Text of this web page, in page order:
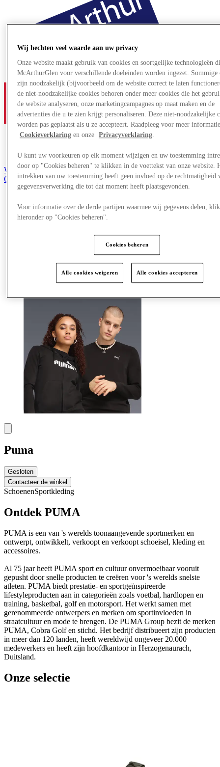
Word lid van de Club
Opgeslagen items
nl
Aanbiedingen
Winkels
Plan je bezoek
Puma
Gesloten
Contacteer de winkel
SchoenenSportkleding
Ontdek PUMA
PUMA is een van 's werelds toonaangevende sportmerken en
ontwerpt, ontwikkelt, verkoopt en verkoopt schoeisel, kleding en
accessoires.
Al 75 jaar heeft PUMA sport en cultuur onvermoeibaar vooruit
gepusht door snelle producten te creëren voor 's werelds snelste
atleten. PUMA biedt prestatie- en sportgeïnspireerde
lifestyleproducten aan in categorieën zoals voetbal, hardlopen en
training, basketbal, golf en motorsport. Het werkt samen met
gerenommeerde ontwerpers en merken om sportinvloeden in
straatcultuur en mode te brengen. De PUMA Group bezit de merken
PUMA, Cobra Golf en stichd. Het bedrijf distribueert zijn producten
in meer dan 120 landen, heeft wereldwijd ongeveer 20.000
medewerkers en heeft zijn hoofdkantoor in Herzogenaurach,
Duitsland.
Onze selectie
Wij hechten veel waarde aan uw privacy
Onze website maakt gebruik van cookies en soortgelijke technologieën
McArthurGlen voor verschillende doeleinden worden ingezet. Sommige
zijn noodzakelijk (bijvoorbeeld om de website correct te laten
de niet-noodzakelijke cookies behoren onder meer cookies die het
de website analyseren, onze marketingcampagnes op maat maken en de
advertenties die u te zien krijgt personaliseren. Deze niet-noodzakelijke
worden pas geplaatst als u ze accepteert. Raadpleeg voor meer
Cookieverklaring en onze Privacyverklaring.
U kunt uw voorkeuren op elk moment wijzigen en uw toestemming
door op "Cookies beheren" te klikken in de voettekst van onze website.
intrekken van uw toestemming heeft geen invloed op de rechtmatigheid
gegevensverwerking die tot dat moment heeft plaatsgevonden.
Voor informatie over de derde partijen waarmee wij gegevens delen,
hieronder op "Cookies beheren".
Cookies beheren
Alle cookies weigeren Alle cookies accepteren